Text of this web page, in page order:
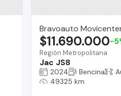
Bravoauto
Región Metropolitana
Jac JS8
$11.690.000-
2024 Bencina
49325 km